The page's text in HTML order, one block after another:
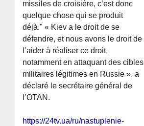
missiles de croisière, c’est donc
quelque chose qui se produit
déjà." « Kiev a le droit de se
défendre, et nous avons le droit de
l’aider à réaliser ce droit,
notamment en attaquant des cibles
militaires légitimes en Russie », a
déclaré le secrétaire général de
l’OTAN.
https://24tv.ua/ru/nastuplenie-